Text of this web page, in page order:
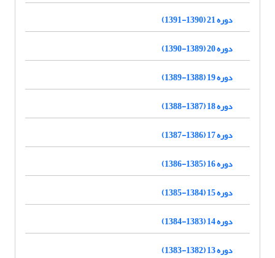
دوره 21 (1390-1391)
دوره 20 (1389-1390)
دوره 19 (1388-1389)
دوره 18 (1387-1388)
دوره 17 (1386-1387)
دوره 16 (1385-1386)
دوره 15 (1384-1385)
دوره 14 (1383-1384)
دوره 13 (1382-1383)